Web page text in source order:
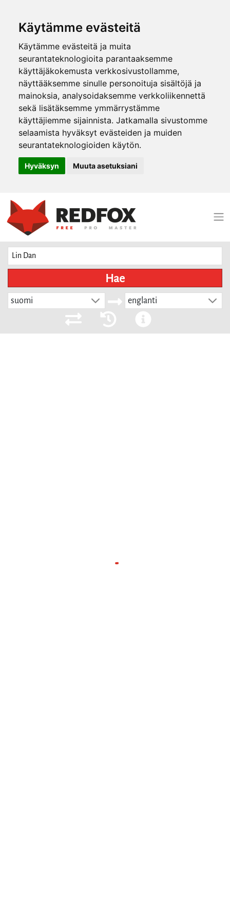
Käytämme evästeitä
Käytämme evästeitä ja muita
seurantateknologioita parantaaksemme
käyttäjäkokemusta verkkosivustollamme,
näyttääksemme sinulle personoituja sisältöjä ja
mainoksia, analysoidaksemme verkkoliikennettä
sekä lisätäksemme ymmärrystämme
käyttäjiemme sijainnista. Jatkamalla sivustomme
selaamista hyväksyt evästeiden ja muiden
seurantateknologioiden käytön.
Hyväksyn Muuta asetuksiani
Hae
suomi englanti